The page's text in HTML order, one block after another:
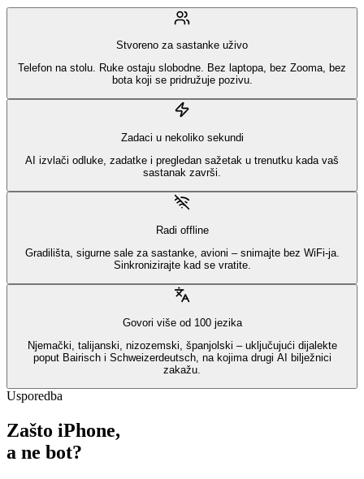
Stvoreno za sastanke uživo
Telefon na stolu. Ruke ostaju slobodne. Bez laptopa, bez Zooma, bez
bota koji se pridružuje pozivu.
Zadaci u nekoliko sekundi
AI izvlači odluke, zadatke i pregledan sažetak u trenutku kada vaš
sastanak završi.
Radi offline
Gradilišta, sigurne sale za sastanke, avioni – snimajte bez WiFi-ja.
Sinkronizirajte kad se vratite.
Govori više od 100 jezika
Njemački, talijanski, nizozemski, španjolski – uključujući dijalekte
poput Bairisch i Schweizerdeutsch, na kojima drugi AI bilježnici
zakažu.
Usporedba
Zašto iPhone,
a ne bot?